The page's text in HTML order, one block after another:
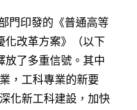
門印發的《普通高等
化改革方案》（以下
放了多重信號。其中
，工科專業的新要
化新工科建設，加快